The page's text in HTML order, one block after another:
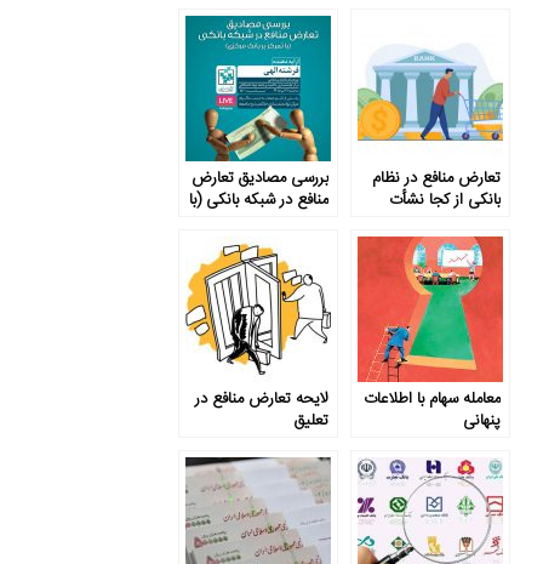
تعارض منافع در نظام
بانکی از کجا نشأت
بررسی مصادیق تعارض
منافع در شبکه بانکی (با
معامله سهام با اطلاعات
پنهانی
لایحه تعارض منافع در
تعلیق